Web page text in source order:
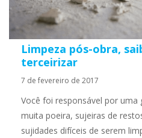
Limpeza pós-obra,
terceirizar
7 de fevereiro de 2017
Você foi responsável por uma
muita poeira, sujeiras de
sujidades difíceis de serem